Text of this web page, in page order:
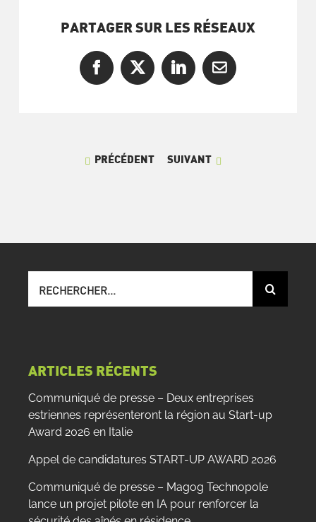
PARTAGER SUR LES RÉSEAUX
Facebook
X LinkedInCourriel
PRÉCÉDENT SUIVANT
sur
ARTICLES RÉCENTS
Communiqué de presse – Deux entreprises
estriennes représenteront la région au Start-up
Award 2026 en Italie
Appel de candidatures START-UP AWARD 2026
Communiqué de presse – Magog Technopole
lance un projet pilote en IA pour renforcer la